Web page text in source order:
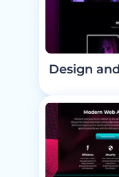
Design